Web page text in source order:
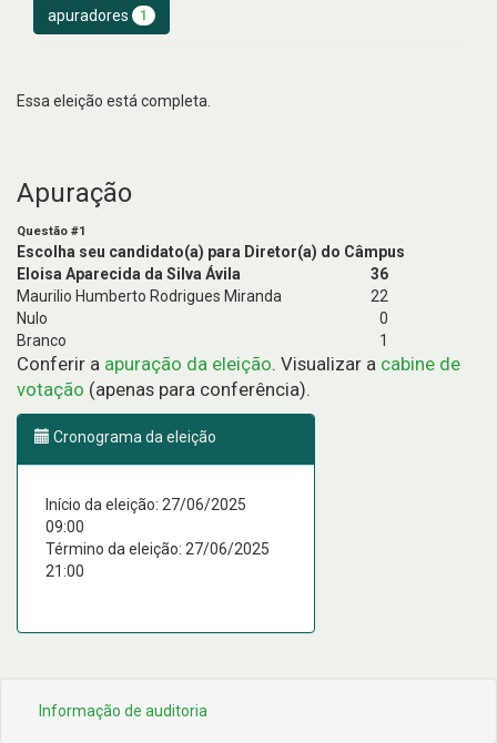
apuradores 1
Essa eleição está completa.
Apuração
Questão #1
Escolha seu candidato(a) para Diretor(a) do Câmpus
Eloisa Aparecida da Silva Ávila
36
Maurilio Humberto Rodrigues Miranda
22
Nulo
0
Branco
1
Conferir a apuração da eleição. Visualizar a cabine de
votação (apenas para conferência).
Cronograma da eleição
Início da eleição: 27/06/2025
09:00
Término da eleição: 27/06/2025
21:00
Informação de auditoria